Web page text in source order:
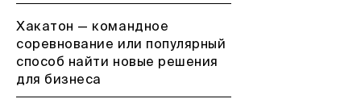
Хакатон — командное
соревнование или популярный
способ найти новые решения
для бизнеса